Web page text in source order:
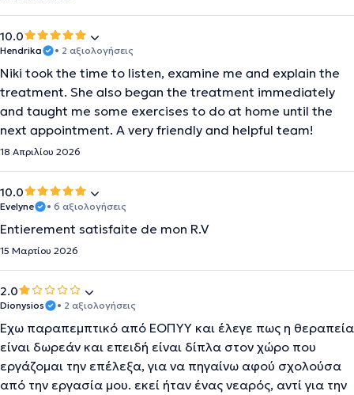
10.0
Hendrika • 2 αξιολογήσεις
Niki took the time to listen, examine me and explain the
treatment. She also began the treatment immediately
and taught me some exercises to do at home until the
next appointment. A very friendly and helpful team!
18 Απριλίου 2026
10.0
Evelyne • 6 αξιολογήσεις
Entierement satisfaite de mon R.V
15 Μαρτίου 2026
2.0
Dionysios • 2 αξιολογήσεις
Έχω παραπεμπτικό από ΕΟΠΥΥ και έλεγε πως η θεραπεία
είναι δωρεάν και επειδή είναι δίπλα στον χώρο που
εργάζομαι την επέλεξα, για να πηγαίνω αφού σχολούσα
από την εργασία μου. εκεί ήταν ένας νεαρός, αντί για την